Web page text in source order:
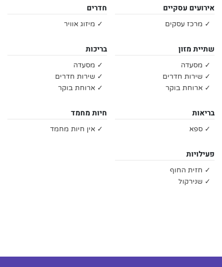
אירועים עסקיים
✓ מרכז עסקים
חדרים
✓ מיזוג אוויר
שתיית מזון
✓ מסעדה
✓ שירות חדרים
✓ ארוחת בוקר
בריכות
✓ מסעדה
✓ שירות חדרים
✓ ארוחת בוקר
בריאות
✓ ספא
חיות מחמד
✓ אין חיות מחמד
פעילויות
✓ חזית החוף
✓ שנירקול